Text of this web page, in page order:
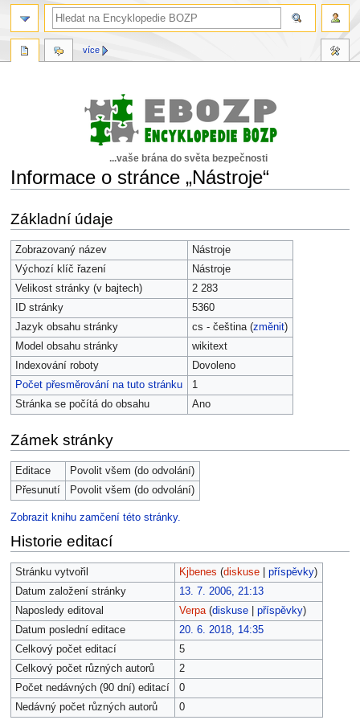
...vaše brána do světa bezpečnosti
Informace o stránce „Nástroje“
na
navigaci
na
vyhledávání
Základní údaje
Zobrazovaný název
Nástroje
Výchozí klíč řazení
Nástroje
Velikost stránky (v bajtech)
2 283
ID stránky
5360
Jazyk obsahu stránky
cs - čeština (změnit)
Model obsahu stránky
wikitext
Indexování roboty
Dovoleno
Počet přesměrování na tuto stránku
1
Stránka se počítá do obsahu
Ano
Zámek stránky
Editace
Povolit všem (do odvolání)
Přesunutí
Povolit všem (do odvolání)
Zobrazit knihu zamčení této stránky.
Historie editací
Stránku vytvořil Kjbenes (diskuse| příspěvky)
Datum založení stránky
13. 7. 2006, 21:13
Naposledy editoval
Verpa (diskuse| příspěvky)
Datum poslední editace
20. 6. 2018, 14:35
Celkový počet editací
5
Celkový počet různých autorů
2
Počet nedávných (90 dní) editací
0
Nedávný počet různých autorů
0
více